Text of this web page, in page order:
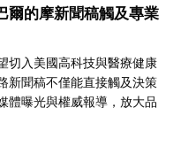
爾的摩新聞稿觸及專業
切入美國高科技與醫療健康
新聞稿不僅能直接觸及決策
體曝光與權威報導，放大品